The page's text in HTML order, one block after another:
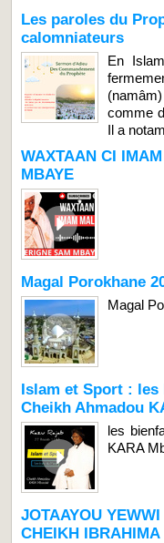
Les paroles du
calomniateurs
En
comme
Il a
WAXTAAN CI
MBAYE
Magal Porokhane
Magal
Islam et Sport :
Cheikh Ahmadou
les
KARA
JOTAAYOU
CHEIKH